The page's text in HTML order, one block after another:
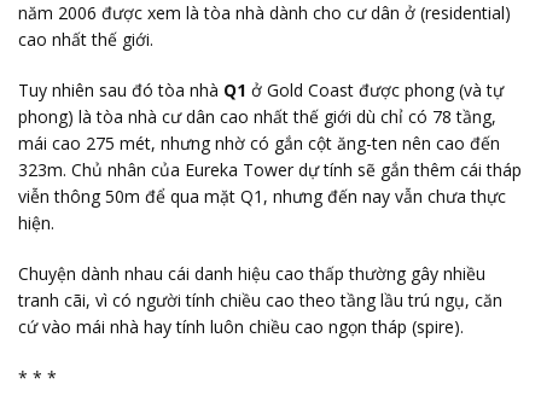
năm 2006 được xem là tòa nhà dành cho cư dân ở (residential)
cao nhất thế giới.
Tuy nhiên sau đó tòa nhà Q1 ở Gold Coast được phong (và tự
phong) là tòa nhà cư dân cao nhất thế giới dù chỉ có 78 tầng,
mái cao 275 mét, nhưng nhờ có gắn cột ăng-ten nên cao đến
323m. Chủ nhân của Eureka Tower dự tính sẽ gắn thêm cái tháp
viễn thông 50m để qua mặt Q1, nhưng đến nay vẫn chưa thực
hiện.
Chuyện dành nhau cái danh hiệu cao thấp thường gây nhiều
tranh cãi, vì có người tính chiều cao theo tầng lầu trú ngụ, căn
cứ vào mái nhà hay tính luôn chiều cao ngọn tháp (spire).
* * *